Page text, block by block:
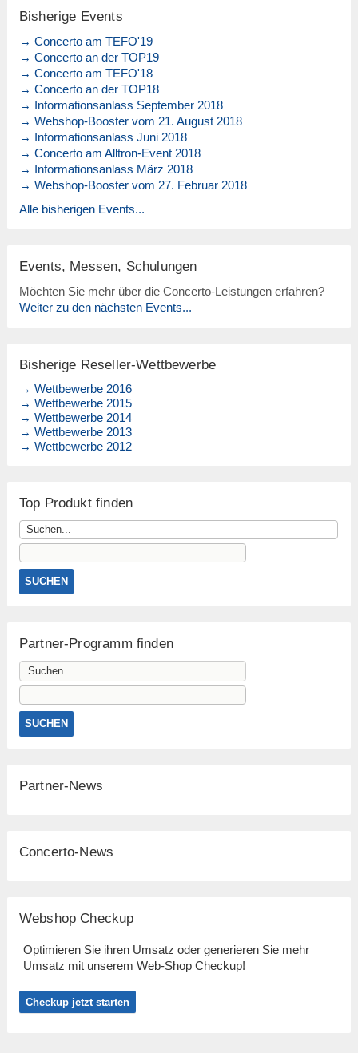
Bisherige Events
→ Concerto am TEFO'19
→ Concerto an der TOP19
→ Concerto am TEFO'18
→ Concerto an der TOP18
→ Informationsanlass September 2018
→ Webshop-Booster vom 21. August 2018
→ Informationsanlass Juni 2018
→ Concerto am Alltron-Event 2018
→ Informationsanlass März 2018
→ Webshop-Booster vom 27. Februar 2018
Alle bisherigen Events...
Events, Messen, Schulungen
Möchten Sie mehr über die Concerto-Leistungen erfahren?
Weiter zu den nächsten Events...
Bisherige Reseller-Wettbewerbe
→ Wettbewerbe 2016
→ Wettbewerbe 2015
→ Wettbewerbe 2014
→ Wettbewerbe 2013
→ Wettbewerbe 2012
Top Produkt finden
Partner-Programm finden
Partner-News
Concerto-News
Webshop Checkup
Optimieren Sie ihren Umsatz oder generieren Sie mehr
Umsatz mit unserem Web-Shop Checkup!
Checkup jetzt starten